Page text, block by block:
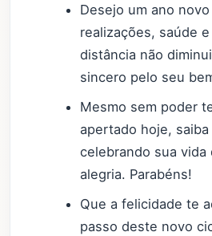
Desejo um ano
realizações, saúde
distância não
sincero pelo seu
Mesmo sem poder
apertado hoje,
celebrando sua vida
alegria. Parabéns!
Que a felicidade te
passo deste novo